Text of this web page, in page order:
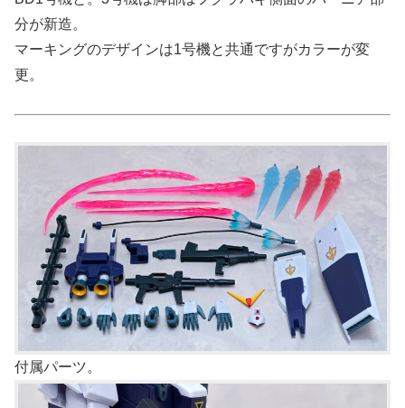
分が新造。
マーキングのデザインは1号機と共通ですがカラーが変
更。
付属パーツ。